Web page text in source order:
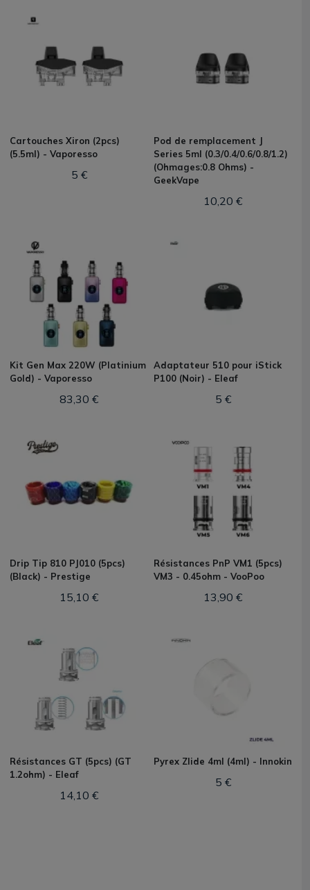
Cartouches Xiron (2pcs)
(5.5ml) - Vaporesso
5 €
Pod de remplacement J
Series 5ml (0.3/0.4/0.6/0.8/1.2)
(Ohmages:0.8 Ohms) -
GeekVape
10,20 €
Kit Gen Max 220W (Platinium
Gold) - Vaporesso
83,30 €
Adaptateur 510 pour iStick
P100 (Noir) - Eleaf
5 €
Drip Tip 810 PJ010 (5pcs)
(Black) - Prestige
15,10 €
Résistances PnP VM1 (5pcs)
VM3 - 0.45ohm - VooPoo
13,90 €
Résistances GT (5pcs) (GT
1.2ohm) - Eleaf
14,10 €
Pyrex Zlide 4ml (4ml) - Innokin
5 €